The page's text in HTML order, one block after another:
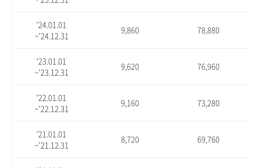
'24.01.01
~'24.12.31
9,860 78,880
'23.01.01
~'23.12.31
9,620 76,960
'22.01.01
~'22.12.31
9,160 73,280
'21.01.01
~'21.12.31
8,720 69,760